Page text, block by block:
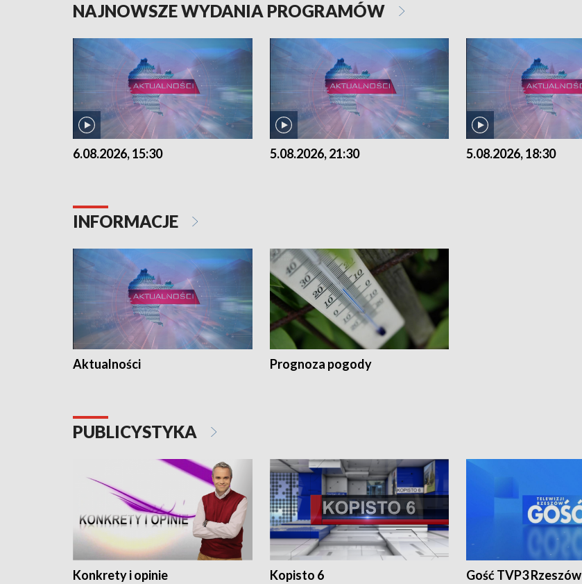
NAJNOWSZE WYDANIA PROGRAMÓW
6.08.2026, 15:30 5.08.2026, 21:30 5.08.2026, 18:30
INFORMACJE
Aktualności Prognoza pogody
PUBLICYSTYKA
Konkrety i opinie Kopisto 6 Gość TVP3 Rzeszów